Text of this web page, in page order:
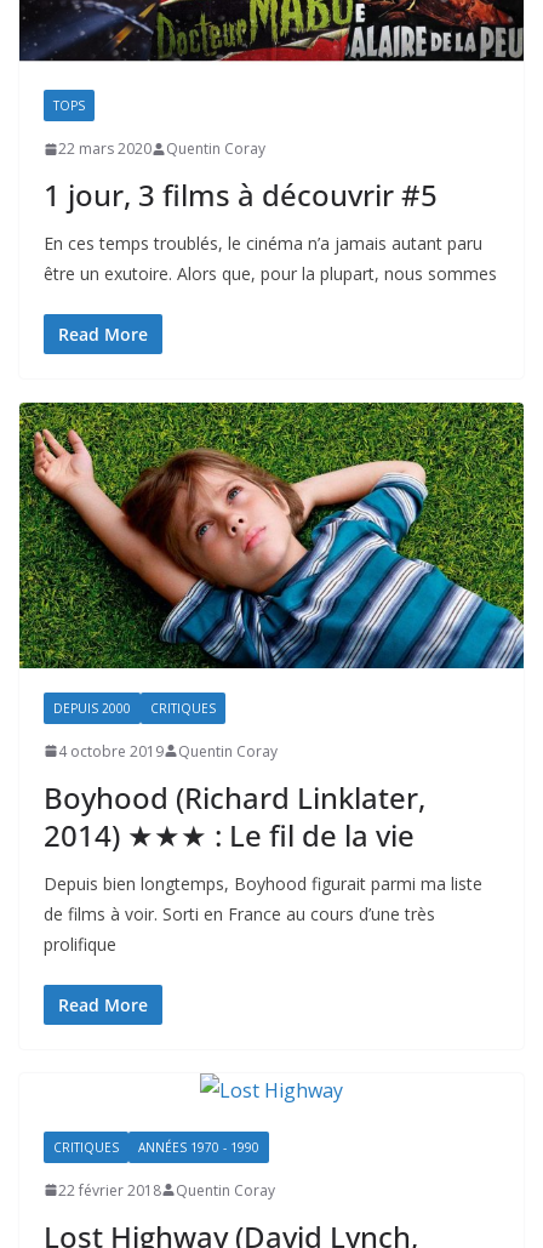
TOPS
22 mars 2020 Quentin Coray
1 jour, 3 films à découvrir #5
En ces temps troublés, le cinéma n’a jamais autant paru
être un exutoire. Alors que, pour la plupart, nous sommes
Read More
DEPUIS 2000 CRITIQUES
4 octobre 2019 Quentin Coray
Boyhood (Richard Linklater,
2014) ★★★ : Le fil de la vie
Depuis bien longtemps, Boyhood figurait parmi ma liste
de films à voir. Sorti en France au cours d’une très
prolifique
Read More
CRITIQUES ANNÉES 1970 - 1990
22 février 2018 Quentin Coray
Lost Highway (David Lynch,